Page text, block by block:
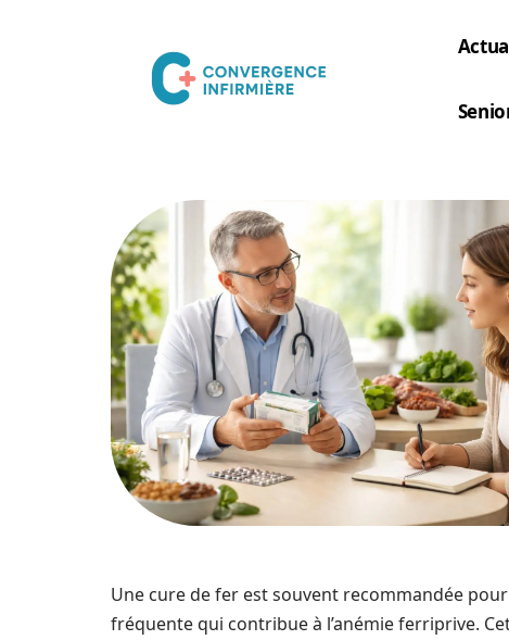
Une cure de fer est souvent recommandée
fréquente qui contribue à l’anémie ferriprive.